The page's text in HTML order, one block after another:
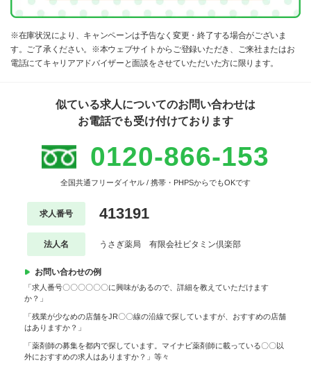
※在庫状況により、キャンペーンは予告なく変更・終了する場合がございま
す。ご了承ください。※本ウェブサイトからご登録いただき、ご来社またはお
電話にてキャリアアドバイザーと面談をさせていただいた方に限ります。
似ている求人についてのお問い合わせは
お電話でも受け付けております
0120-866-153
全国共通フリーダイヤル / 携帯・PHPSからでもOKです
求人番号 413191
法人名 うさぎ薬局 有限会社ビタミン倶楽部
お問い合わせの例
「求人番号〇〇〇〇〇〇に興味があるので、詳細を教えていただけます
か？」
「残業が少なめの店舗をJR〇〇線の沿線で探していますが、おすすめの店舗
はありますか？」
「薬剤師の募集を都内で探しています。マイナビ薬剤師に載っている〇〇以
外におすすめの求人はありますか？」等々